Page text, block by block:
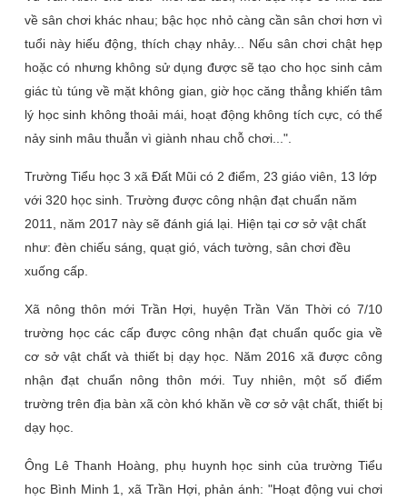
về sân chơi khác nhau; bậc học nhỏ càng cần sân chơi hơn vì
tuổi này hiếu động, thích chạy nhảy... Nếu sân chơi chật hẹp
hoặc có nhưng không sử dụng được sẽ tạo cho học sinh cảm
giác tù túng về mặt không gian, giờ học căng thẳng khiến tâm
lý học sinh không thoải mái, hoạt động không tích cực, có thể
nảy sinh mâu thuẫn vì giành nhau chỗ chơi...".
Trường Tiểu học 3 xã Đất Mũi có 2 điểm, 23 giáo viên, 13 lớp
với 320 học sinh. Trường được công nhận đạt chuẩn năm
2011, năm 2017 này sẽ đánh giá lại. Hiện tại cơ sở vật chất
như: đèn chiếu sáng, quạt gió, vách tường, sân chơi đều
xuống cấp.
Xã nông thôn mới Trần Hợi, huyện Trần Văn Thời có 7/10
trường học các cấp được công nhận đạt chuẩn quốc gia về
cơ sở vật chất và thiết bị dạy học. Năm 2016 xã được công
nhận đạt chuẩn nông thôn mới. Tuy nhiên, một số điểm
trường trên địa bàn xã còn khó khăn về cơ sở vật chất, thiết bị
dạy học.
Ông Lê Thanh Hoàng, phụ huynh học sinh của trường Tiểu
học Bình Minh 1, xã Trần Hợi, phản ánh: "Hoạt động vui chơi